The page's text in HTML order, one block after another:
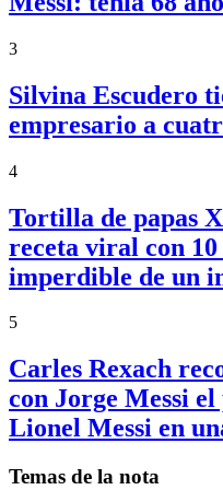
3
Silvina Escudero
empresario a
4
Tortilla de papas
receta viral con 10
imperdible de un
5
Carles Rexach
con Jorge Messi
Lionel Messi en
Temas de la nota